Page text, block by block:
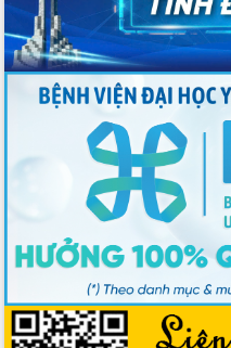
nhất, Quốc hội khóa XVI
Quyết liệt cải cách hành chính, khơi
thông nguồn lực phát triển
Nâng cao hiệu lực, hiệu quả HĐND
tỉnh thông qua hiện đại hóa hành chính
Xã Ea Phê gắn cải cách hành chính với
chuyển đổi số
Phó Chủ tịch Thường trực UBND tỉnh
Hồ Thị Nguyên Thảo làm việc tại Trung
tâm Phục vụ hành chính công xã Ea
Phê
hành cùng nông dân dân, doanh nghiệp
Giai đoạn 2026-2030, Đắk Lắk phấn